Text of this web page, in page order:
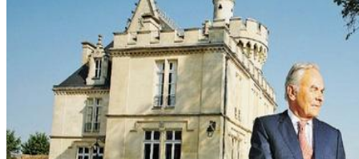
年份
酒具周边
投资收藏
留学教育
基础知识
品种
年份